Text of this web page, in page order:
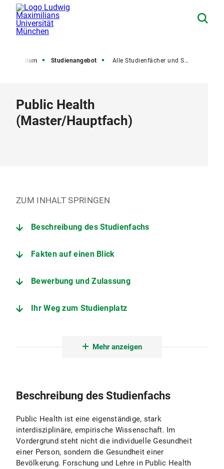
Studium Studienangebot Alle Studienfächer und Studiengänge
Public Health
(Master/Hauptfach)
ZUM INHALT SPRINGEN
Beschreibung des Studienfachs
Fakten auf einen Blick
Bewerbung und Zulassung
Ihr Weg zum Studienplatz
Mehr anzeigen
Beschreibung des Studienfachs
Public Health ist eine eigenständige, stark
interdisziplinäre, empirische Wissenschaft. Im
Vordergrund steht nicht die individuelle Gesundheit
einer Person, sondern die Gesundheit einer
Bevölkerung. Forschung und Lehre in Public Health